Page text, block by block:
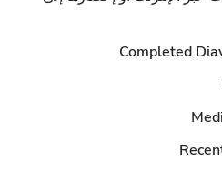
Completed